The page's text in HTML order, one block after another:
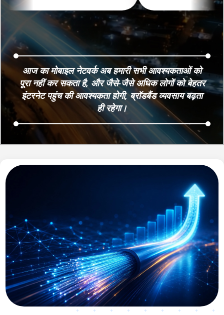
और निरंतर सहायता प्रदान करती है। स्वीकृत
आवेदक डिजिटल सर्विस प्रोवाइडर (DSP) बन
सकते हैं और अपने स्थानीय क्षेत्रों में ग्राहकों को
हाई-स्पीड ब्रॉडबैंड तथा अन्य डिजिटल सेवाएं
उपलब्ध करा सकते हैं।
आज का मोबाइल नेटवर्क अब हमारी सभी आवश्यकताओं को
पूरा नहीं कर सकता है, और जैसे-जैसे अधिक लोगों को बेहतर
इंटरनेट पहुंच की आवश्यकता होगी, ब्रॉडबैंड व्यवसाय बढ़ता
ही रहेगा।